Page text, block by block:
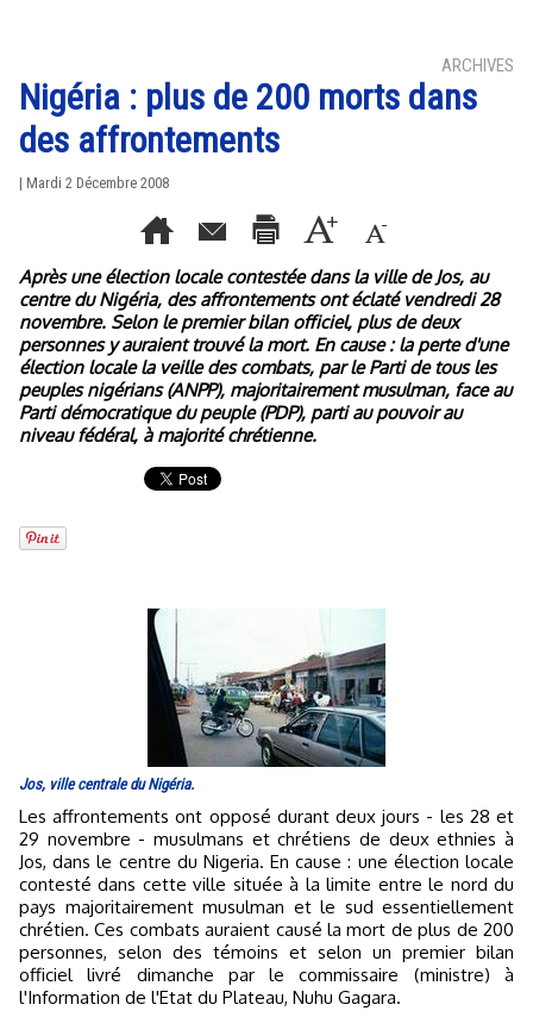
ARCHIVES
Nigéria : plus de 200 morts dans
des affrontements
| Mardi 2 Décembre 2008
Après une élection locale contestée dans la ville de Jos, au
centre du Nigéria, des affrontements ont éclaté vendredi 28
novembre. Selon le premier bilan officiel, plus de deux
personnes y auraient trouvé la mort. En cause : la perte d'une
élection locale la veille des combats, par le Parti de tous les
peuples nigérians (ANPP), majoritairement musulman, face au
Parti démocratique du peuple (PDP), parti au pouvoir au
niveau fédéral, à majorité chrétienne.
Jos, ville centrale du Nigéria.
Les affrontements ont opposé durant deux jours - les 28 et
29 novembre - musulmans et chrétiens de deux ethnies à
Jos, dans le centre du Nigeria. En cause : une élection locale
contesté dans cette ville située à la limite entre le nord du
pays majoritairement musulman et le sud essentiellement
chrétien. Ces combats auraient causé la mort de plus de 200
personnes, selon des témoins et selon un premier bilan
officiel livré dimanche par le commissaire (ministre) à
l'Information de l'Etat du Plateau, Nuhu Gagara.